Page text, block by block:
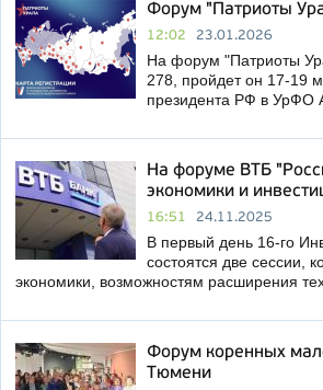
Форум "Патриоты
12:02 23.01.2026
На форум "Патриоты
278, пройдет он 17-19
президента РФ в УрФО
На форуме ВТБ
экономики и
16:51 24.11.2025
В первый день 16-го
состоятся две сессии,
экономики, возможностям расширения
Форум коренных
Тюмени